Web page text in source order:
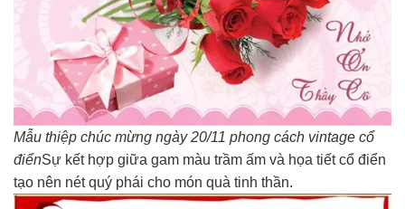
Mẫu thiệp chúc mừng ngày 20/11 phong cách vintage cổ
điểnSự kết hợp giữa gam màu trầm ấm và họa tiết cổ điển
tạo nên nét quý phái cho món quà tinh thần.